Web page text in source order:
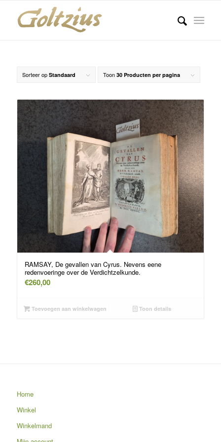
Sorteer op Standaard Toon 30 Producten per pagina
RAMSAY, De gevallen van Cyrus. Nevens eene
redenvoeringe over de Verdichtzelkunde.
€260,00
Toevoegen aan winkelwagen Toon details
Home
Winkel
Winkelmand